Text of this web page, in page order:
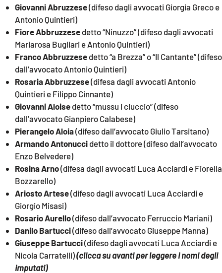
Giovanni Abruzzese(difeso dagli avvocati Giorgia Greco e
Antonio Quintieri)
Fiore Abbruzzese detto “Ninuzzo” (difeso dagli avvocati
Mariarosa Bugliari e Antonio Quintieri)
Franco Abbruzzese detto “a Brezza” o “Il Cantante” (difeso
dall’avvocato Antonio Quintieri)
Rosaria Abbruzzese(difesa dagli avvocati Antonio
Quintieri e Filippo Cinnante)
Giovanni Aloise detto “mussu i ciuccio” (difeso
dall’avvocato Gianpiero Calabese)
Pierangelo Aloia(difeso dall’avvocato Giulio Tarsitano)
Armando Antonucci detto il dottore (difeso dall’avvocato
Enzo Belvedere)
Rosina Arno(difesa dagli avvocati Luca Acciardi e Fiorella
Bozzarello)
Ariosto Artese(difeso dagli avvocati Luca Acciardi e
Giorgio Misasi)
Rosario Aurello(difeso dall’avvocato Ferruccio Mariani)
Danilo Bartucci(difeso dall’avvocato Giuseppe Manna)
Giuseppe Bartucci(difeso dagli avvocati Luca Acciardi e
Nicola Carratelli)(clicca su avanti per leggere i nomi degli
imputati)